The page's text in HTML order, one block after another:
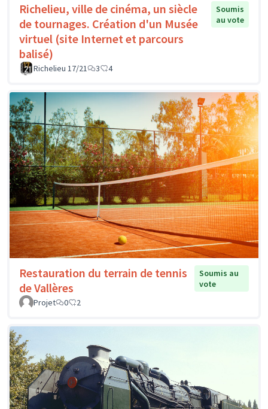
Richelieu, ville de cinéma, un siècle
de tournages. Création d'un Musée
virtuel (site Internet et parcours
balisé)
Soumis
au vote
Richelieu 17/21 3 4
Restauration du terrain de tennis
de Vallères
Soumis au
vote
Projet
0 2